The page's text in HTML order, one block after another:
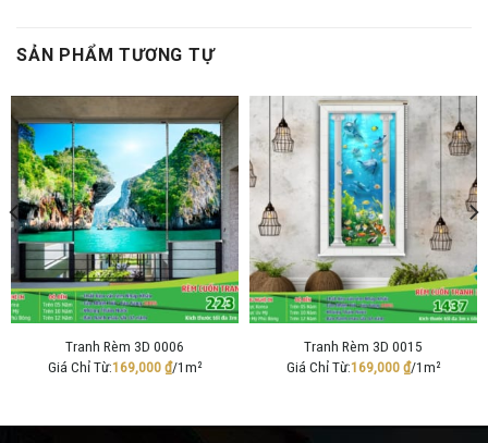
SẢN PHẨM TƯƠNG TỰ
Tranh Rèm 3D 0006
Giá Chỉ Từ:169,000₫/1m²
Tranh Rèm 3D 0015
Giá Chỉ Từ:169,000₫/1m²